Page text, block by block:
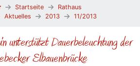
Startseite
Rathaus
Aktuelles 2013 11/2013
unterstützt Dauerbeleuchtung der
Elbauenbrücke